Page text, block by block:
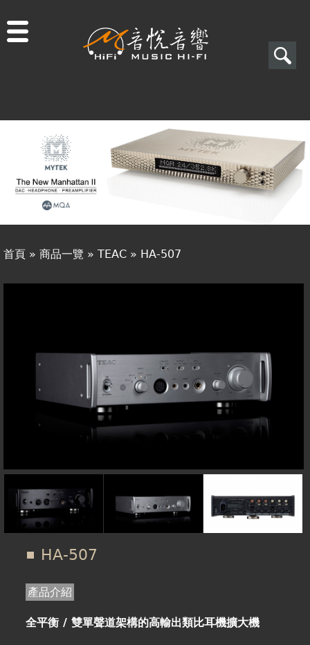
搜
表
單
搜
尋
商品一覽
二手專區
視聽專欄
購物須知
您
首頁 » 商品一覽 » TEAC » HA-507
HA-507
產品介紹
全平衡 / 雙單聲道架構的高輸出類比耳機擴大機